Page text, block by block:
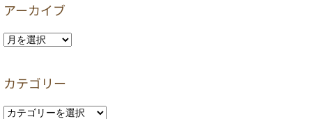
アーカイブ
ア
イ
カテゴリー
カ